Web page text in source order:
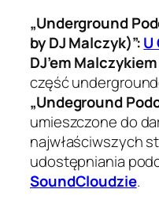
„Underground
by DJ Malczyk)”:U
DJ’em Malczykiem
część
„Undeground
umieszczone do
najwłaściwszych
udostępniania
SoundCloudzie.